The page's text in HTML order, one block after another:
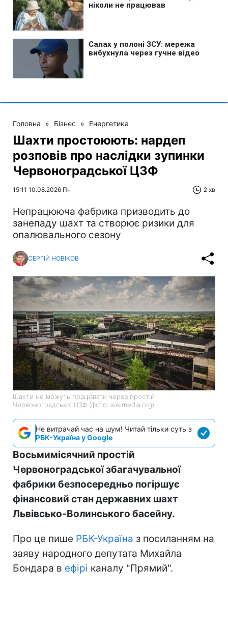
Головна » Бізнес » Енергетика
Шахти простоюють: нардеп
розповів про наслідки зупинки
Червоноградської ЦЗФ
15:11 10.08.2026 Пн 2 хв
Непрацююча фабрика призводить до
занепаду шахт та створює ризики для
опалювального сезону
СЕРГІЙ НОВІКОВ
Шахти не можуть працювати через простій
Червоноградської ЦЗФ (фото: wikimedia.org)
Не витрачай час на шум! Читай тільки суть з
РБК-Україна у Google
Восьмимісячний простій
Червоноградської збагачувальної
фабрики безпосередньо погіршує
фінансовий стан державних шахт
Львівсько-Волинського басейну.
Про це пише РБК-Україна з посиланням на
заяву народного депутата Михайла
Бондара в ефірі каналу "Прямий".